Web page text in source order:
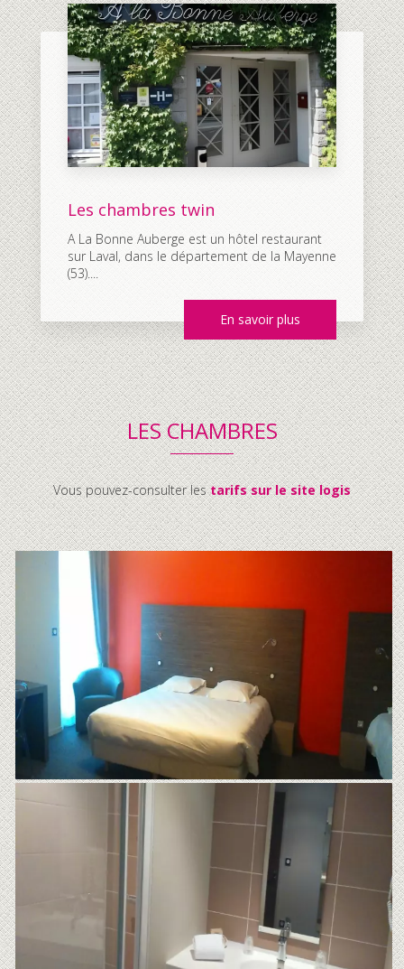
Les chambres twin
A La Bonne Auberge est un hôtel restaurant
sur Laval, dans le département de la Mayenne
(53)....
En savoir plus
LES CHAMBRES
Vous pouvez-consulter lestarifs sur le site logis